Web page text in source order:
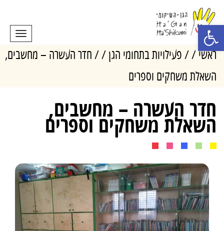
פתח סרגל נגישות
ראשי פעילויות בתחומי הגן
חדר העשרה – מחשבים,
השאלת משחקים וספרים
חדר העשרה – מחשבים,
השאלת משחקים וספרים